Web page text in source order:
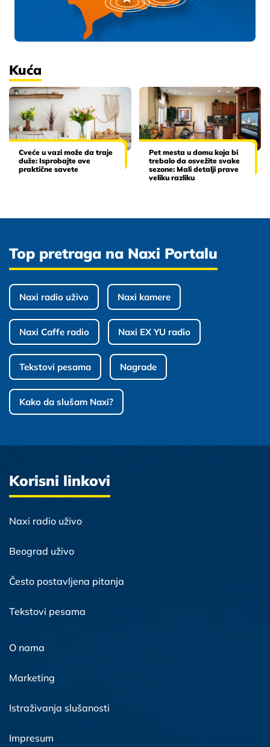
Kuća
Cveće u vazi može da traje
duže: Isprobajte ove
praktične savete
Pet mesta u domu koja bi
trebalo da osvežite svake
sezone: Mali detalji prave
veliku razliku
Top pretraga na Naxi Portalu
Naxi radio uživo Naxi kamere
Naxi Caffe radio Naxi EX YU radio
Tekstovi pesama Nagrade
Kako da slušam Naxi?
Korisni linkovi
Naxi radio uživo
Beograd uživo
Često postavljena pitanja
Tekstovi pesama
O nama
Marketing
Istraživanja slušanosti
Impresum